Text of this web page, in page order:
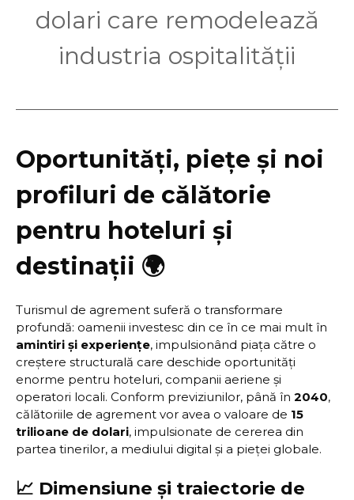
dolari care remodelează
industria ospitalității
Oportunități, piețe și noi
profiluri de călătorie
pentru hoteluri și
destinații 🌍
Turismul de agrement suferă o transformare
profundă: oamenii investesc din ce în ce mai mult în
amintiri și experiențe, impulsionând piața către o
creștere structurală care deschide oportunități
enorme pentru hoteluri, companii aeriene și
operatori locali. Conform previziunilor, până în 2040,
călătoriile de agrement vor avea o valoare de 15
trilioane de dolari, impulsionate de cererea din
partea tinerilor, a mediului digital și a pieței globale.
📈 Dimensiune și traiectorie de